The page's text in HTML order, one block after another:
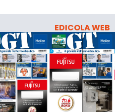
EDICOLA WEB